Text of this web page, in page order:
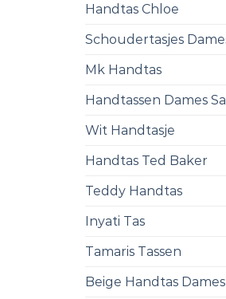
Handtas Chloe
Schoudertasjes
Mk Handtas
Handtassen Dames
Wit Handtasje
Handtas Ted Baker
Teddy Handtas
Inyati Tas
Tamaris Tassen
Beige Handtas Dames